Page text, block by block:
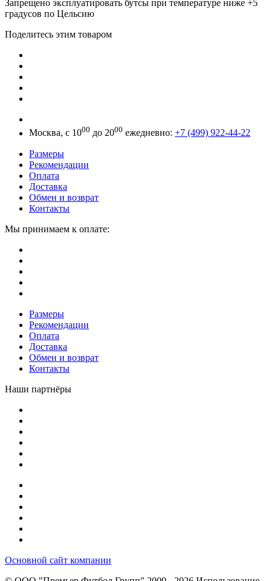
Запрещено эксплуатировать бутсы при температуре ниже +5
градусов по Цельсию
Поделитесь этим товаром
Москва, с 1000 до 2000 ежедневно: +7 (499) 922-44-22
Размеры
Рекомендации
Оплата
Доставка
Обмен и возврат
Контакты
Мы принимаем к оплате:
Размеры
Рекомендации
Оплата
Доставка
Обмен и возврат
Контакты
Наши партнёры
Основной сайт компании